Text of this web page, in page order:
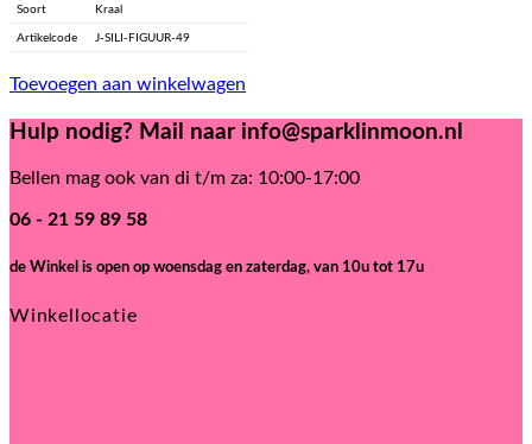
Soort Kraal
Artikelcode J-SILI-FIGUUR-49
Toevoegen aan winkelwagen
Hulp nodig? Mail naar info@sparklinmoon.nl
Bellen mag ook van di t/m za: 10:00-17:00
06 - 21 59 89 58
de Winkel is open op woensdag en zaterdag, van 10u tot 17u
Winkellocatie